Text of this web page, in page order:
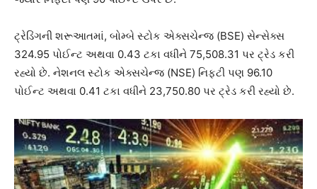
ટ્રેડિંગની શરૂઆતમાં, બોમ્બે સ્ટોક એક્સચેન્જ (BSE) સેન્સેક્સ
324.95 પોઈન્ટ અથવા 0.43 ટકા વધીને 75,508.31 પર ટ્રેડ કરી
રહ્યો છે. નેશનલ સ્ટોક એક્સચેન્જ (NSE) નિફ્ટી પણ 96.10
પોઈન્ટ અથવા 0.41 ટકા વધીને 23,750.80 પર ટ્રેડ કરી રહ્યો છે.